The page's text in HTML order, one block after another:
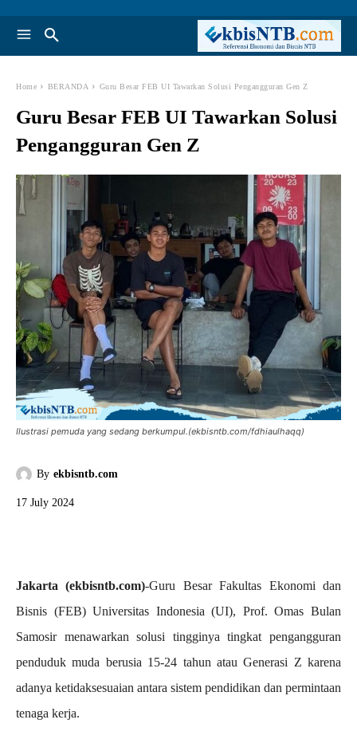
Home BERANDA Guru Besar FEB UI Tawarkan Solusi Pengangguran Gen Z
Guru Besar FEB UI Tawarkan Solusi
Pengangguran Gen Z
Ilustrasi pemuda yang sedang berkumpul.(ekbisntb.com/fdhiaulhaqq)
By ekbisntb.com
17 July 2024
Jakarta (ekbisntb.com)-Guru Besar Fakultas Ekonomi dan
Bisnis (FEB) Universitas Indonesia (UI), Prof. Omas Bulan
Samosir menawarkan solusi tingginya tingkat pengangguran
penduduk muda berusia 15-24 tahun atau Generasi Z karena
adanya ketidaksesuaian antara sistem pendidikan dan permintaan
tenaga kerja.